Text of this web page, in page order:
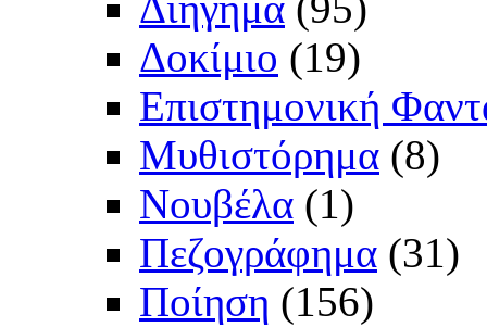
Δοκίμιο (19)
Επιστημονική
Μυθιστόρημα (8)
Νουβέλα (1)
Πεζογράφημα (31)
Ποίηση (156)